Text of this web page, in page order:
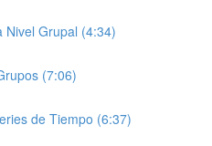
Nivel Grupal (4:34)
(7:06)
de Tiempo (6:37)